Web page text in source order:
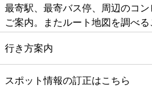
最寄駅、最寄バス停、周辺のコ
ご案内。またルート地図を調べる
行き方案内
スポット情報の訂正はこちら